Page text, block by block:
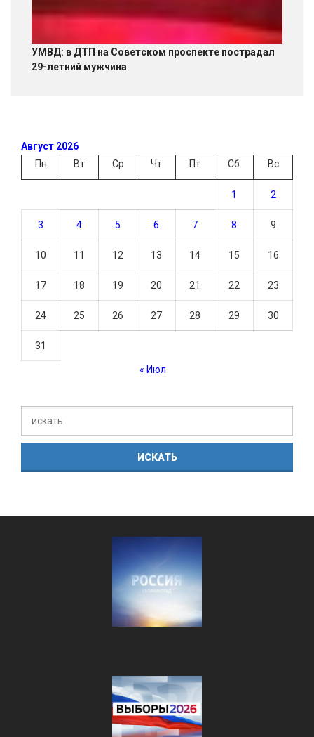
УМВД: в ДТП на Советском проспекте пострадал
29-летний мужчина
Август 2026
Пн
Вт Ср Чт Пт Сб Вс
1 2
3 4 5 6 7 8 9
10 11 12 13 14 15 16
17 18 19 20 21 22 23
24 25 26 27 28 29 30
31
« Июл